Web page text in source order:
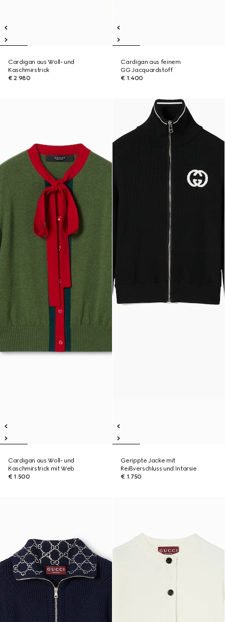
Cardigan aus Woll- und
Kaschmirstrick
€ 2.980
Cardigan aus feinem
GG Jacquardstoff
€ 1.400
Cardigan aus Woll- und
Kaschmirstrick mit Web
€ 1.500
Gerippte Jacke mit
Reißverschluss und Intarsie
€ 1.750